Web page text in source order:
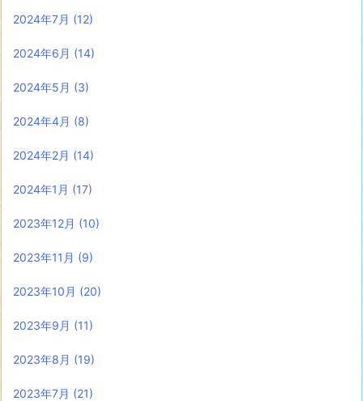
2024年7月 (12)
2024年6月 (14)
2024年5月 (3)
2024年4月 (8)
2024年2月 (14)
2024年1月 (17)
2023年12月 (10)
2023年11月 (9)
2023年10月 (20)
2023年9月 (11)
2023年8月 (19)
2023年7月 (21)